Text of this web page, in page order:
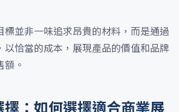
標並非一味追求昂貴的材料，而是通過
以恰當的成本，展現產品的價值和品牌
額。
：如何選擇適合商業展